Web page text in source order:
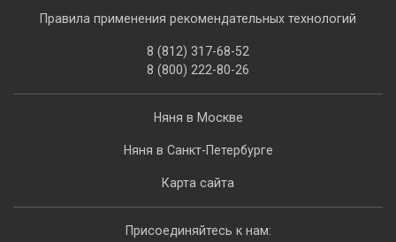
Няня в Москве
Няня в Санкт-Петербурге
Карта сайта
Правила применения рекомендательных технологий
8 (812) 317-68-52
8 (800) 222-80-26
Присоединяйтесь к нам: